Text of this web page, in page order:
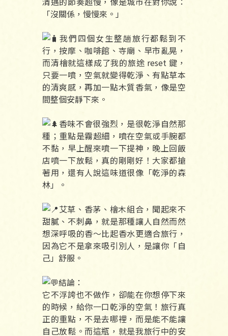
「沒關係，慢慢來。」
我們四個女生整趟旅行都鬆到不
行，按摩、咖啡館、寺廟、早市亂晃，
而清檜就這樣成了我的旅途 reset 鍵，
只要一噴，空氣就變得乾淨、有點草本
的清爽感，再加一點木質香氣，像是空
間整個安靜下來。
香味不會很強烈，是很乾淨自然那
種；重點是霧超細，噴在空氣或手腕都
不黏，早上醒來噴一下提神，晚上回飯
店噴一下放鬆，真的剛剛好！大家都搶
著用，還有人說這味道很像「乾淨的森
林」。
艾草、香茅、檜木組合，聞起來不
甜膩、不刺鼻，就是那種讓人自然而然
想深呼吸的香～比起香水更適合旅行，
因為它不是拿來吸引別人，是讓你「自
己」舒服。
結論：
它不浮誇也不做作，卻能在你想停下來
的時候，給你一口乾淨的空氣！旅行真
正的重點，不是去哪裡，而是能不能讓
自己放鬆。而這瓶，就是我旅行中的安